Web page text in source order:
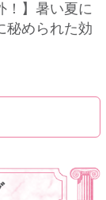
！】暑い夏に
秘められた効